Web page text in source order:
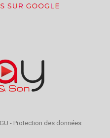
- Protection des données